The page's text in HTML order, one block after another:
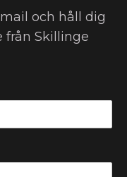
och håll dig
från Skillinge